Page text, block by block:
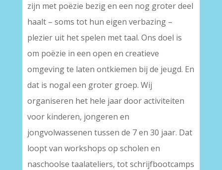
zijn met poëzie bezig en een nog groter deel
haalt – soms tot hun eigen verbazing –
plezier uit het spelen met taal. Ons doel is
om poëzie in een open en creatieve
omgeving te laten ontkiemen bij de jeugd. En
dat is nogal een groter groep. Wij
organiseren het hele jaar door activiteiten
voor kinderen, jongeren en
jongvolwassenen tussen de 7 en 30 jaar. Dat
loopt van workshops op scholen en
naschoolse taalateliers, tot schrijfbootcamps